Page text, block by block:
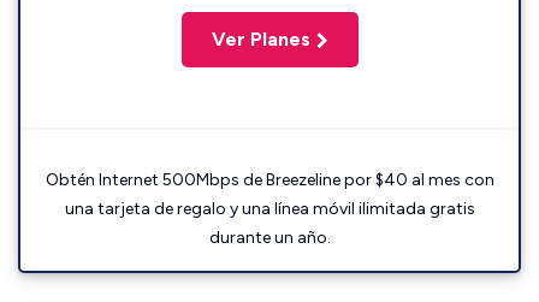
Ver Planes
Obtén Internet 500Mbps de Breezeline por $40 al mes con
una tarjeta de regalo y una línea móvil ilimitada gratis
durante un año.